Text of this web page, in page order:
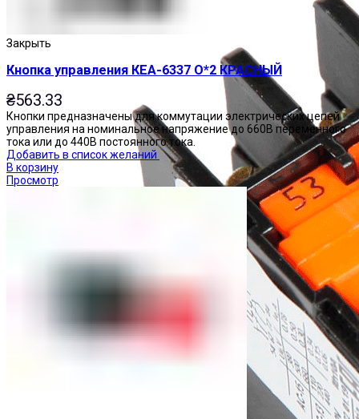
Закрыть
Кнопка управления КЕА-6337 О*2 КРАСНЫЙ
₴563.33
Кнопки предназначены для коммутации электрических цепей
управления на номинальное напряжение до 660В переменного
тока или до 440В постоянного тока.
Добавить в список желаний
В корзину
Просмотр